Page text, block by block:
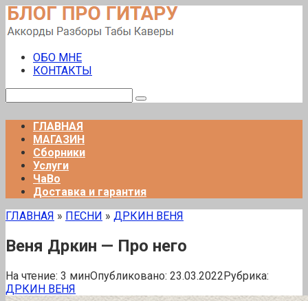
Перейти
к
контенту
ОБО МНЕ
КОНТАКТЫ
ГЛАВНАЯ
МАГАЗИН
Сборники
Услуги
ЧаВо
Доставка и гарантия
ГЛАВНАЯ » ПЕСНИ » ДРКИН ВЕНЯ
Веня Дркин — Про него
На чтение: 3 минОпубликовано: 23.03.2022Рубрика:
ДРКИН ВЕНЯ